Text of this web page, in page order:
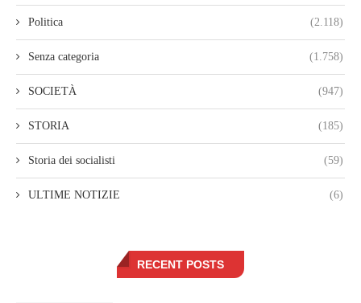
Politica (2.118)
Senza categoria (1.758)
SOCIETÀ (947)
STORIA (185)
Storia dei socialisti (59)
ULTIME NOTIZIE (6)
RECENT POSTS